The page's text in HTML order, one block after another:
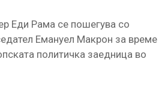
Еди Рама се пошегува со
Емануел Макрон за време
политичка заедница во